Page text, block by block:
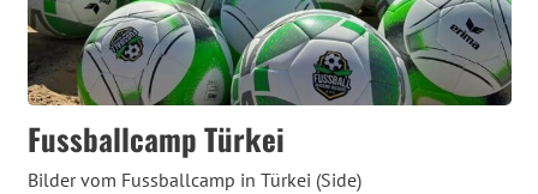
Fussballcamp Türkei
Bilder vom Fussballcamp in Türkei (Side)